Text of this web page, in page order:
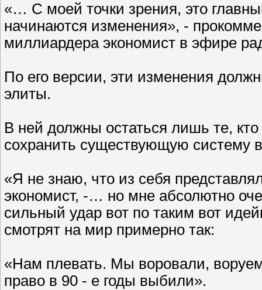
«… С моей точки зрения, это
начинаются изменения», -
миллиардера экономист в эфире
По его версии, эти изменения
элиты.
В ней должны остаться лишь те,
сохранить существующую систему
«Я не знаю, что из себя
экономист, -… но мне абсолютно
сильный удар вот по таким вот
смотрят на мир примерно так:
«Нам плевать. Мы воровали,
право в 90 - е годы выбили».